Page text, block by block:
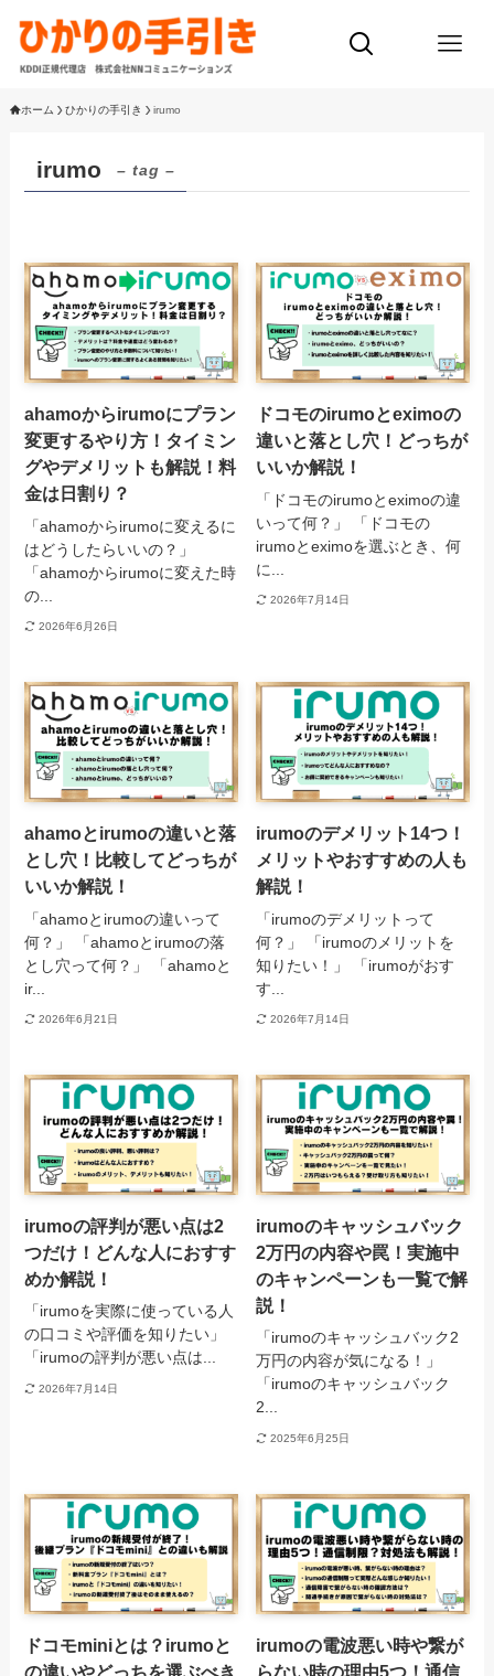
ホーム ひかりの手引き irumo
irumo – tag –
ahamoからirumoにプラン
変更するやり方！タイミン
グやデメリットも解説！料
金は日割り？
「ahamoからirumoに変えるに
はどうしたらいいの？」
「ahamoからirumoに変えた時
の...
2026年6月26日
ドコモのirumoとeximoの
違いと落とし穴！どっちが
いいか解説！
「ドコモのirumoとeximoの違
いって何？」 「ドコモの
irumoとeximoを選ぶとき、何
に...
2026年7月14日
ahamoとirumoの違いと落
とし穴！比較してどっちが
いいか解説！
「ahamoとirumoの違いって
何？」 「ahamoとirumoの落
とし穴って何？」 「ahamoと
ir...
2026年6月21日
irumoのデメリット14つ！
メリットやおすすめの人も
解説！
「irumoのデメリットって
何？」 「irumoのメリットを
知りたい！」 「irumoがおす
す...
2026年7月14日
irumoの評判が悪い点は2
つだけ！どんな人におすす
めか解説！
「irumoを実際に使っている人
の口コミや評価を知りたい」
「irumoの評判が悪い点は...
2026年7月14日
irumoのキャッシュバック
2万円の内容や罠！実施中
のキャンペーンも一覧で解
説！
「irumoのキャッシュバック2
万円の内容が気になる！」
「irumoのキャッシュバック
2...
2025年6月25日
ドコモminiとは？irumoと
の違いやどっちを選ぶべき
irumoの電波悪い時や繋が
らない時の理由5つ！通信